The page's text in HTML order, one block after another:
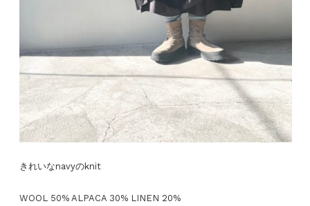
きれいなnavyのknit
WOOL 50% ALPACA 30% LINEN 20%